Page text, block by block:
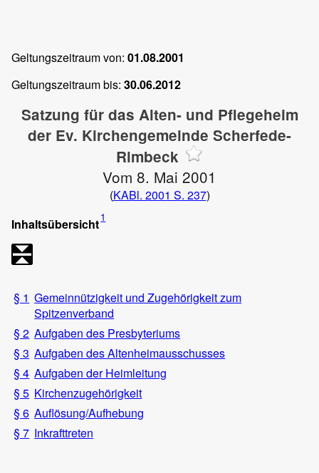
Geltungszeitraum von: 01.08.2001
Geltungszeitraum bis: 30.06.2012
Satzung für das Alten- und Pflegeheim
der Ev. Kirchengemeinde Scherfede-
Rimbeck
Vom 8. Mai 2001
(KABl. 2001 S. 237)
Inhaltsübersicht1
§ 1 Gemeinnützigkeit und Zugehörigkeit zum
Spitzenverband
§ 2 Aufgaben des Presbyteriums
§ 3 Aufgaben des Altenheimausschusses
§ 4 Aufgaben der Heimleitung
§ 5 Kirchenzugehörigkeit
§ 6 Auflösung/Aufhebung
§ 7 Inkrafttreten